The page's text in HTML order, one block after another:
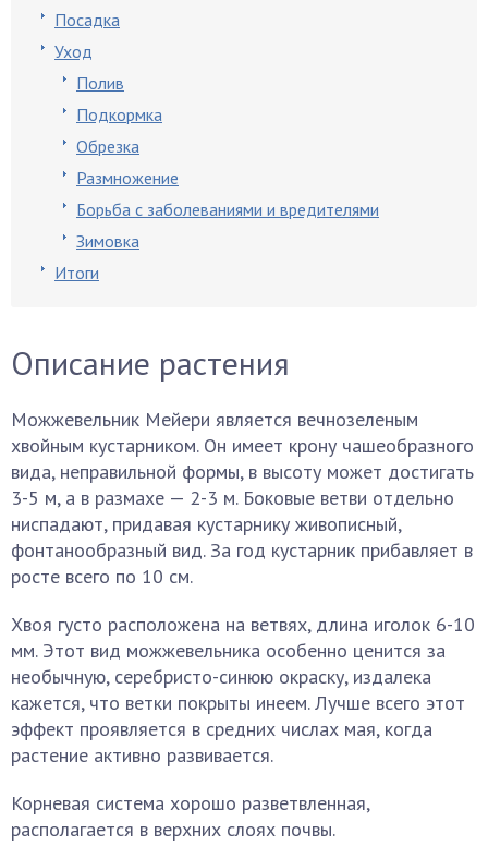
Посадка
Уход
Полив
Подкормка
Обрезка
Размножение
Борьба с заболеваниями и вредителями
Зимовка
Итоги
Описание растения
Можжевельник Мейери является вечнозеленым
хвойным кустарником. Он имеет крону чашеобразного
вида, неправильной формы, в высоту может достигать
3-5 м, а в размахе — 2-3 м. Боковые ветви отдельно
ниспадают, придавая кустарнику живописный,
фонтанообразный вид. За год кустарник прибавляет в
росте всего по 10 см.
Хвоя густо расположена на ветвях, длина иголок 6-10
мм. Этот вид можжевельника особенно ценится за
необычную, серебристо-синюю окраску, издалека
кажется, что ветки покрыты инеем. Лучше всего этот
эффект проявляется в средних числах мая, когда
растение активно развивается.
Корневая система хорошо разветвленная,
располагается в верхних слоях почвы.